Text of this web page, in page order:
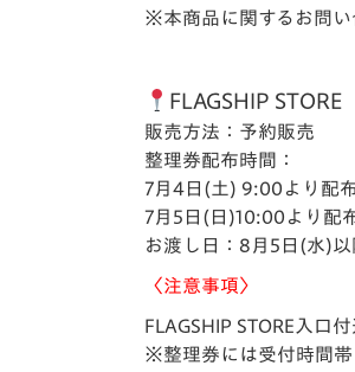
※本商品に関するお問い
FLAGSHIP STORE
販売方法：予約販売
整理券配布時間：
7月4日(土) 9:00 より配
7月5日(日)10:00より配
お渡し日：8月5日(水)
〈注意事項〉
FLAGSHIP STORE 入口
※整理券には受付時間帯